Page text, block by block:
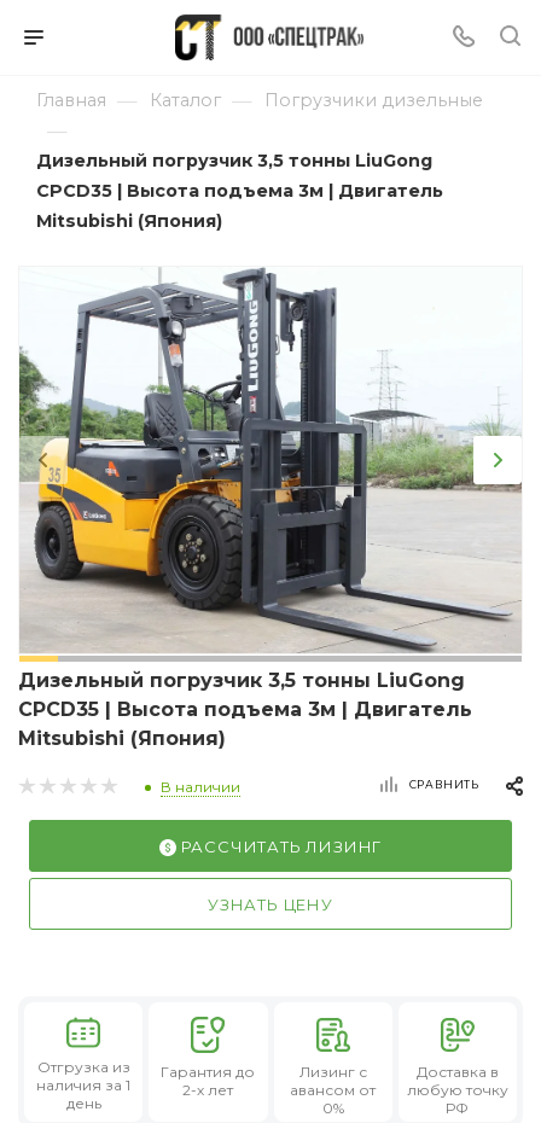
Главная — Каталог — Погрузчики дизельные
—
Дизельный погрузчик 3,5 тонны LiuGong
CPCD35 | Высота подъема 3м | Двигатель
Mitsubishi (Япония)
Дизельный погрузчик 3,5 тонны LiuGong
CPCD35 | Высота подъема 3м | Двигатель
Mitsubishi (Япония)
В наличии СРАВНИТЬ
РАССЧИТАТЬ ЛИЗИНГ
УЗНАТЬ ЦЕНУ
Отгрузка из
наличия за 1
день
Гарантия до
2-х лет
Лизингс
авансом от
0%
Доставка в
любую точку
РФ